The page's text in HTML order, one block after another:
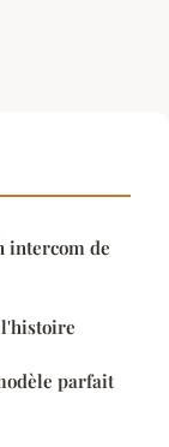
intercom de
parfait